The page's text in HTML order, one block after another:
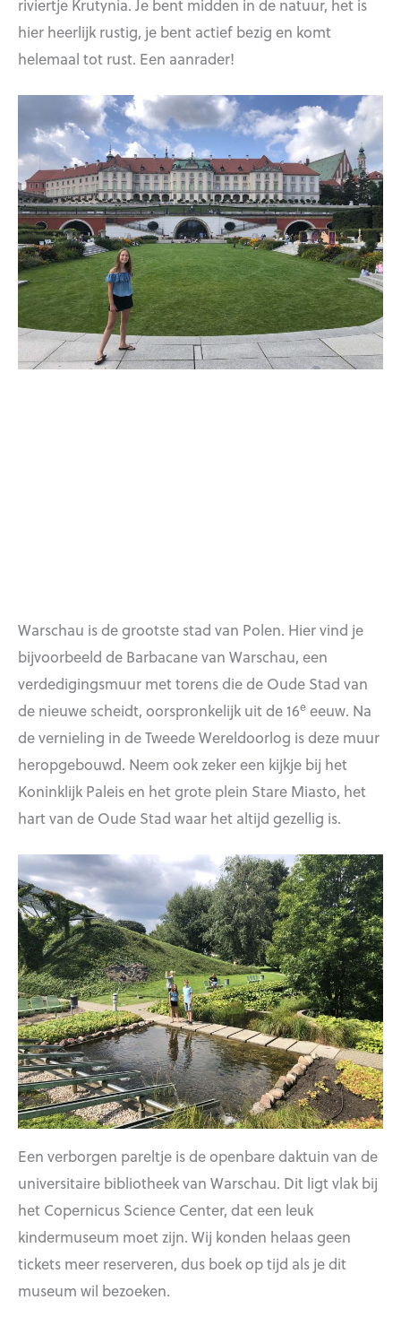
riviertje Krutynia. Je bent midden in de natuur, het is
hier heerlijk rustig, je bent actief bezig en komt
helemaal tot rust. Een aanrader!
Warschau is de grootste stad van Polen. Hier vind je
bijvoorbeeld de Barbacane van Warschau, een
verdedigingsmuur met torens die de Oude Stad van
de nieuwe scheidt, oorspronkelijk uit de 16e eeuw. Na
de vernieling in de Tweede Wereldoorlog is deze muur
heropgebouwd. Neem ook zeker een kijkje bij het
Koninklijk Paleis en het grote plein Stare Miasto, het
hart van de Oude Stad waar het altijd gezellig is.
Een verborgen pareltje is de openbare daktuin van de
universitaire bibliotheek van Warschau. Dit ligt vlak bij
het Copernicus Science Center, dat een leuk
kindermuseum moet zijn. Wij konden helaas geen
tickets meer reserveren, dus boek op tijd als je dit
museum wil bezoeken.